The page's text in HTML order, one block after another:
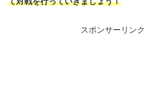
スポンサーリンク